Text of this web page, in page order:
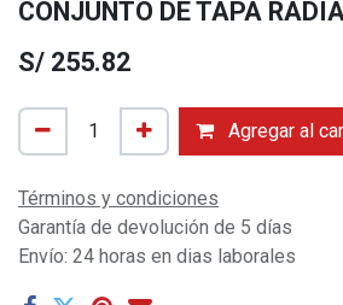
CONJUNTO DE TAPA
S/ 255.82
Agregar al
Términos y condiciones
Garantía de devolución de 5 días
Envío: 24 horas en dias laborales